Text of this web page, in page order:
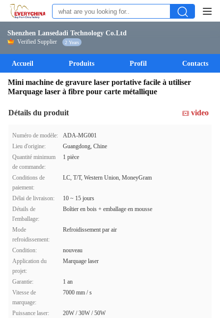
Shenzhen Lansedadi Technology Co.Ltd
Verified Supplier 2 Years
Accueil Produits Profil Contacts
Mini machine de gravure laser portative facile à utiliser
Marquage laser à fibre pour carte métallique
Détails du produit video
Numéro de modèle:
ADA-MG001
Lieu d'origine:
Guangdong, Chine
Quantité minimum
de commande:
1 pièce
Conditions de
paiement:
LC, T/T, Western Union, MoneyGram
Délai de livraison:
10 ~ 15 jours
Détails de
l'emballage:
Boîtier en bois + emballage en mousse
Mode
refroidissement:
Refroidissement par air
Condition:
nouveau
Application du
projet:
Marquage laser
Garantie:
1 an
Vitesse de
marquage:
7000 mm / s
Puissance laser:
20W / 30W / 50W